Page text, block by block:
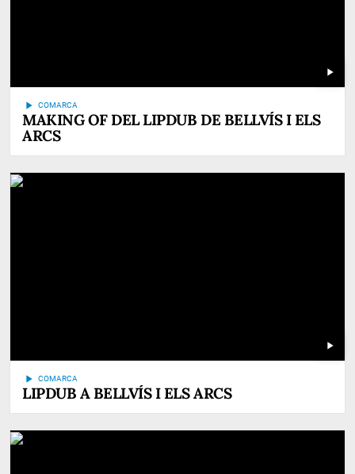
play_arrow
play_arrow COMARCA
MAKING OF DEL LIPDUB DE BELLVÍS I ELS
ARCS
play_arrow
play_arrow COMARCA
LIPDUB A BELLVÍS I ELS ARCS